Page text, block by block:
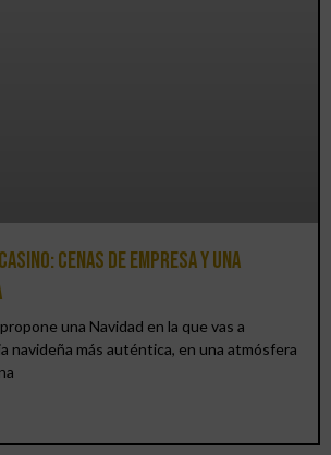
cenas de empresa y una
una Navidad en la que vas a
navideña más auténtica, en una atmósfera